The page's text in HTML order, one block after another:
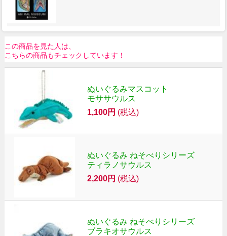
この商品を見た人は、
こちらの商品もチェックしています！
ぬいぐるみマスコット
モササウルス
1,100円 (税込)
ぬいぐるみ ねそべりシリーズ
ティラノサウルス
2,200円 (税込)
ぬいぐるみ ねそべりシリーズ
ブラキオサウルス